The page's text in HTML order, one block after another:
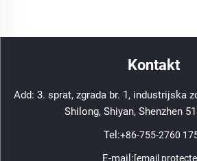
Kontakt
Add: 3. sprat, zgrada br. 1, industrijska
Shilong, Shiyan, Shenzhen
Tel:+86-755-2760
E-mail:[email